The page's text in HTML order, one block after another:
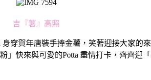
吉『薯』高照
身穿賀年唐裝手捧金薯，笑著迎接大家
」快來與可愛的Potta 盡情打卡，齊齊迎「